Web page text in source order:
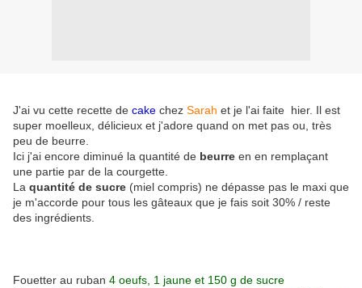
J'ai vu cette recette de cake chez Sarah et je l'ai faite hier. Il est
super moelleux, délicieux et j'adore quand on met pas ou, très
peu de beurre.
Ici j'ai encore diminué la quantité de beurre en en remplaçant
une partie par de la courgette.
La quantité de sucre (miel compris) ne dépasse pas le maxi que
je m'accorde pour tous les gâteaux que je fais soit 30% / reste
des ingrédients.
Fouetter au ruban 4 oeufs, 1 jaune et 150 g de sucre